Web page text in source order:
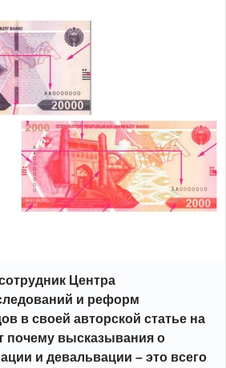
Центра
и реформ
в своей авторской статье на
почему высказывания о
и девальвации – это всего